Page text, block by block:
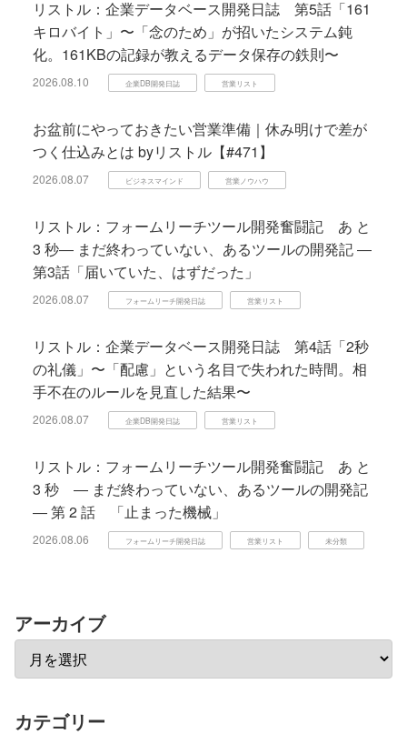
リストル：企業データベース開発日誌 第5話「161
キロバイト」〜「念のため」が招いたシステム鈍
化。161KBの記録が教えるデータ保存の鉄則〜
2026.08.10 企業DB開発日誌 営業リスト
お盆前にやっておきたい営業準備｜休み明けで差が
つく仕込みとは byリストル【#471】
2026.08.07 ビジネスマインド 営業ノウハウ
リストル：フォームリーチツール開発奮闘記 あ と
3 秒― まだ終わっていない、あるツールの開発記 ―
第3話「届いていた、はずだった」
2026.08.07 フォームリーチ開発日誌 営業リスト
リストル：企業データベース開発日誌 第4話「2秒
の礼儀」〜「配慮」という名目で失われた時間。相
手不在のルールを見直した結果〜
2026.08.07 企業DB開発日誌 営業リスト
リストル：フォームリーチツール開発奮闘記 あ と
3 秒 ― まだ終わっていない、あるツールの開発記
― 第 2 話 「止まった機械」
2026.08.06 フォームリーチ開発日誌 営業リスト 未分類
アーカイブ
カテゴリー